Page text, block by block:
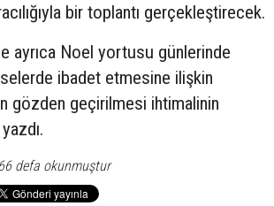
bir toplantı gerçekleştirecek.
ayrıca Noel yortusu günlerinde
ibadet etmesine ilişkin
gözden geçirilmesi ihtimalinin
defa okunmuştur